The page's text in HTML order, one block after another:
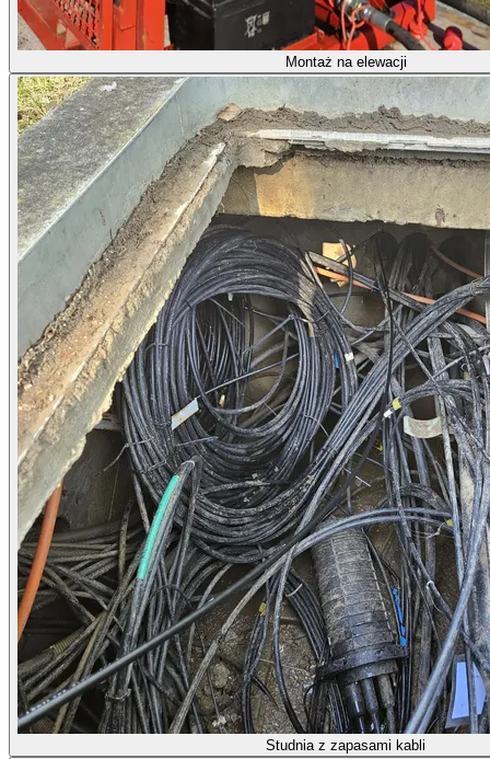
Montaż na elewacji
Studnia z zapasami kabli